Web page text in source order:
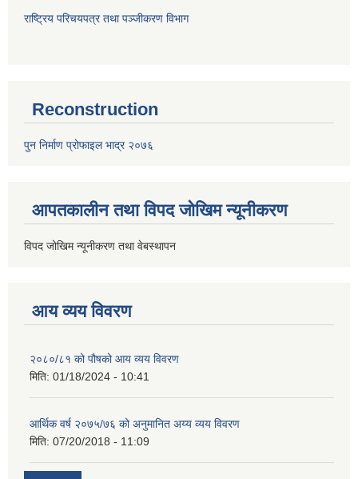
राष्ट्रिय परिचयपत्र तथा पञ्जीकरण विभाग
Reconstruction
पुन निर्माण प्रोफाइल भाद्र २०७६
आपतकालीन तथा विपद जोखिम न्यूनीकरण
विपद जोखिम न्यूनीकरण तथा वेबस्थापन
आय व्यय विवरण
२०८०/८१ को पौषको आय व्यय विवरण
मिति: 01/18/2024 - 10:41
आर्थिक वर्ष २०७५/७६ को अनुमानित अय्य व्यय विवरण
मिति: 07/20/2018 - 11:09